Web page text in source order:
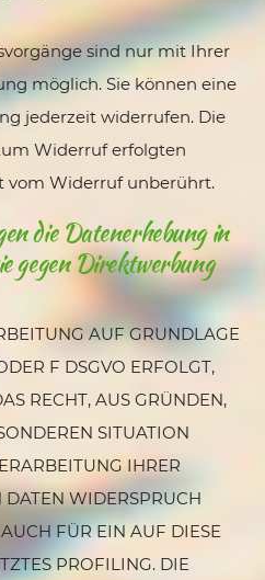
sind nur mit Ihrer
möglich. Sie können eine
jederzeit widerrufen. Die
Widerruf erfolgten
vom Widerruf unberührt.
die Datenerhebung in
gegen Direktwerbung
AUF GRUNDLAGE
F DSGVO ERFOLGT,
RECHT, AUS GRÜNDEN,
SITUATION
IHRER
WIDERSPRUCH
FÜR EIN AUF DIESE
PROFILING. DIE